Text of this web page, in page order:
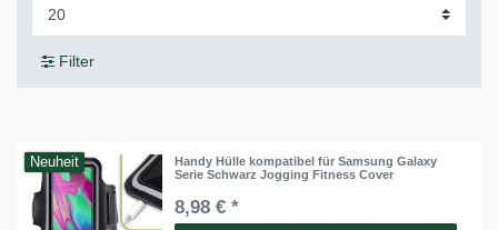
Filter
Neuheit
Handy Hülle kompatibel für Samsung Galaxy
Serie Schwarz Jogging Fitness Cover
8,98 € *